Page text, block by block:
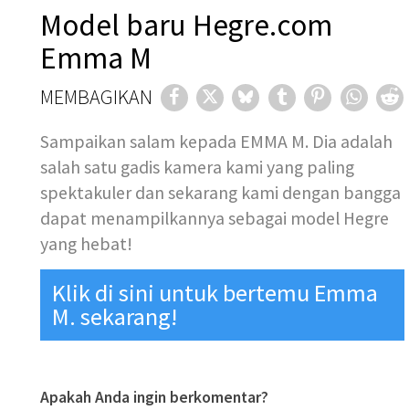
Model baru Hegre.com
Emma M
MEMBAGIKAN
Sampaikan salam kepada EMMA M. Dia adalah
salah satu gadis kamera kami yang paling
spektakuler dan sekarang kami dengan bangga
dapat menampilkannya sebagai model Hegre
yang hebat!
Klik di sini untuk bertemu Emma
M. sekarang!
Apakah Anda ingin berkomentar?